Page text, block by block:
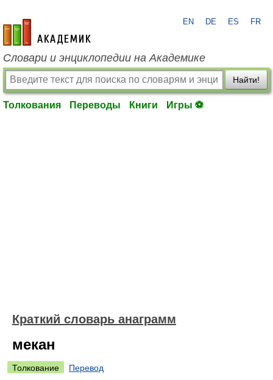
academic.ru
EN DE ES FR
Словари и энциклопедии на Академике
Найти!
Толкования Переводы Книги Игры ⚽
Краткий словарь анаграмм
мекан
Толкование
Перевод